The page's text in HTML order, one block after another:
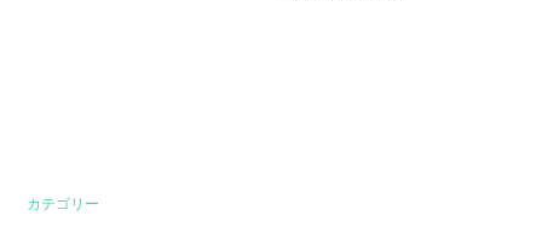
カテゴリー